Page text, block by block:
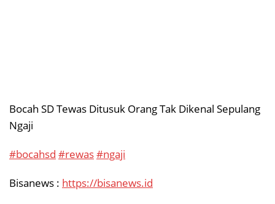
Bocah SD Tewas Ditusuk Orang Tak Dikenal Sepulang
Ngaji
#bocahsd #rewas#ngaji
Bisanews : https://bisanews.id